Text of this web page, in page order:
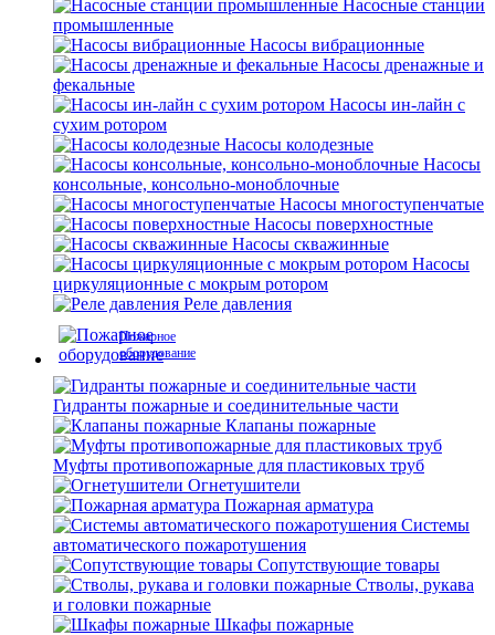
Насосные станции
промышленные
Насосы вибрационные
Насосы дренажные и
фекальные
Насосы ин-лайн с
сухим ротором
Насосы колодезные
Насосы
консольные, консольно-моноблочные
Насосы многоступенчатые
Насосы поверхностные
Насосы скважинные
Насосы
циркуляционные с мокрым ротором
Реле давления
Пожарное
оборудование
Гидранты пожарные и соединительные части
Клапаны пожарные
Муфты противопожарные для пластиковых труб
Огнетушители
Пожарная арматура
Системы
автоматического пожаротушения
Сопутствующие товары
Стволы, рукава
и головки пожарные
Шкафы пожарные